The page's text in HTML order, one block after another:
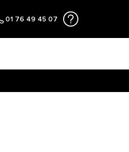
01 76 49 45 07